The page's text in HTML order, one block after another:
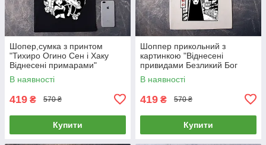
Шопер,сумка з принтом
"Тихиро Огино Сен і Хаку
Віднесені примарами"
В наявності
419 ₴ 570 ₴
Купити
Шоппер прикольний з
картинкою "Віднесені
привидами Безликий Бог
Каонасі"
В наявності
419 ₴ 570 ₴
Купити